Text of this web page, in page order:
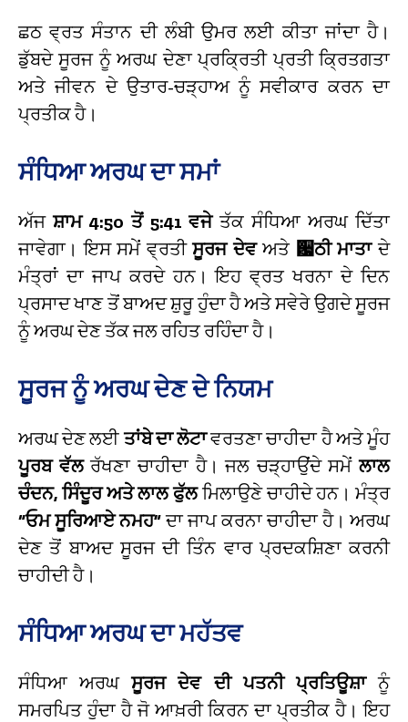
ਛਠ ਵ੍ਰਤ ਸੰਤਾਨ ਦੀ ਲੰਬੀ ਉਮਰ ਲਈ ਕੀਤਾ ਜਾਂਦਾ ਹੈ।
ਡੁੱਬਦੇ ਸੂਰਜ ਨੂੰ ਅਰਘ ਦੇਣਾ ਪ੍ਰਕ੍ਰਿਤੀ ਪ੍ਰਤੀ ਕ੍ਰਿਤਗਤਾ
ਅਤੇ ਜੀਵਨ ਦੇ ਉਤਾਰ-ਚੜ੍ਹਾਅ ਨੂੰ ਸਵੀਕਾਰ ਕਰਨ ਦਾ
ਪ੍ਰਤੀਕ ਹੈ।
ਸੰਧਿਆ ਅਰਘ ਦਾ ਸਮਾਂ
ਅੱਜਸ਼ਾਮ 4:50 ਤੋਂ 5:41 ਵਜੇਤੱਕ ਸੰਧਿਆ ਅਰਘ ਦਿੱਤਾ
ਜਾਵੇਗਾ। ਇਸ ਸਮੇਂ ਵ੍ਰਤੀਸੂਰਜ ਦੇਵਅਤੇ ਷ਠੀ ਮਾਤਾਦੇ
ਮੰਤ੍ਰਾਂ ਦਾ ਜਾਪ ਕਰਦੇ ਹਨ। ਇਹ ਵ੍ਰਤ ਖਰਨਾ ਦੇ ਦਿਨ
ਪ੍ਰਸਾਦ ਖਾਣ ਤੋਂ ਬਾਅਦ ਸ਼ੁਰੂ ਹੁੰਦਾ ਹੈ ਅਤੇ ਸਵੇਰੇ ਉਗਦੇ ਸੂਰਜ
ਨੂੰ ਅਰਘ ਦੇਣ ਤੱਕ ਜਲ ਰਹਿਤ ਰਹਿੰਦਾ ਹੈ।
ਸੂਰਜ ਨੂੰ ਅਰਘ ਦੇਣ ਦੇ ਨਿਯਮ
ਅਰਘ ਦੇਣ ਲਈਤਾਂਬੇ ਦਾ ਲੋਟਾਵਰਤਣਾ ਚਾਹੀਦਾ ਹੈ ਅਤੇ ਮੂੰਹ
ਪੂਰਬ ਵੱਲਰੱਖਣਾ ਚਾਹੀਦਾ ਹੈ। ਜਲ ਚੜ੍ਹਾਉਂਦੇ ਸਮੇਂਲਾਲ
ਚੰਦਨ, ਸਿੰਦੂਰ ਅਤੇ ਲਾਲ ਫੁੱਲਮਿਲਾਉਣੇ ਚਾਹੀਦੇ ਹਨ। ਮੰਤ੍ਰ
“ਓਮ ਸੂਰਿਆਏ ਨਮਹ”ਦਾ ਜਾਪ ਕਰਨਾ ਚਾਹੀਦਾ ਹੈ। ਅਰਘ
ਦੇਣ ਤੋਂ ਬਾਅਦ ਸੂਰਜ ਦੀ ਤਿੰਨ ਵਾਰ ਪ੍ਰਦਕਸ਼ਿਣਾ ਕਰਨੀ
ਚਾਹੀਦੀ ਹੈ।
ਸੰਧਿਆ ਅਰਘ ਦਾ ਮਹੱਤਵ
ਸੰਧਿਆ ਅਰਘਸੂਰਜ ਦੇਵ ਦੀ ਪਤਨੀ ਪ੍ਰਤਿਊਸ਼ਾਨੂੰ
ਸਮਰਪਿਤ ਹੁੰਦਾ ਹੈ ਜੋ ਆਖ਼ਰੀ ਕਿਰਨ ਦਾ ਪ੍ਰਤੀਕ ਹੈ। ਇਹ